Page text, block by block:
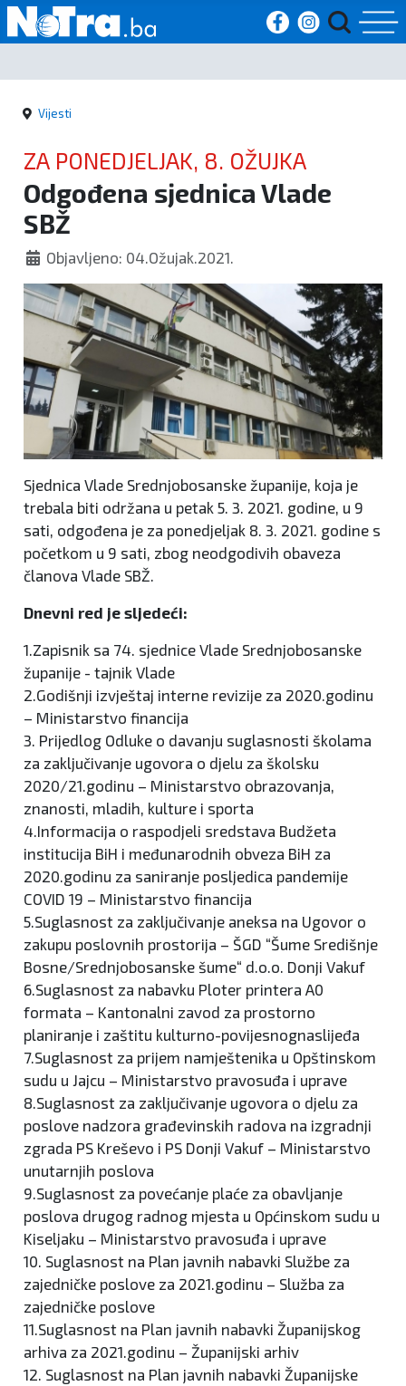
Početna
Vijesti
Sport
Kultura
Crna
kronika
Politika
Zanimljivosti
Vijesti
ZA PONEDJELJAK, 8. OŽUJKA
Odgođena sjednica Vlade
SBŽ
Objavljeno: 04.Ožujak.2021.
Sjednica Vlade Srednjobosanske županije, koja je
trebala biti održana u petak 5. 3. 2021. godine, u 9
sati, odgođena je za ponedjeljak 8. 3. 2021. godine s
početkom u 9 sati, zbog neodgodivih obaveza
članova Vlade SBŽ.
Dnevni red je sljedeći:
1.Zapisnik sa 74. sjednice Vlade Srednjobosanske
županije - tajnik Vlade
2.Godišnji izvještaj interne revizije za 2020.godinu
– Ministarstvo financija
3. Prijedlog Odluke o davanju suglasnosti školama
za zaključivanje ugovora o djelu za školsku
2020/21.godinu – Ministarstvo obrazovanja,
znanosti, mladih, kulture i sporta
4.Informacija o raspodjeli sredstava Budžeta
institucija BiH i međunarodnih obveza BiH za
2020.godinu za saniranje posljedica pandemije
COVID 19 – Ministarstvo financija
5.Suglasnost za zaključivanje aneksa na Ugovor o
zakupu poslovnih prostorija – ŠGD “Šume Središnje
Bosne/Srednjobosanske šume“ d.o.o. Donji Vakuf
6.Suglasnost za nabavku Ploter printera A0
formata – Kantonalni zavod za prostorno
planiranje i zaštitu kulturno-povijesnognaslijeđa
7.Suglasnost za prijem namještenika u Opštinskom
sudu u Jajcu – Ministarstvo pravosuđa i uprave
8.Suglasnost za zaključivanje ugovora o djelu za
poslove nadzora građevinskih radova na izgradnji
zgrada PS Kreševo i PS Donji Vakuf – Ministarstvo
unutarnjih poslova
9.Suglasnost za povećanje plaće za obavljanje
poslova drugog radnog mjesta u Općinskom sudu u
Kiseljaku – Ministarstvo pravosuđa i uprave
10. Suglasnost na Plan javnih nabavki Službe za
zajedničke poslove za 2021.godinu – Služba za
zajedničke poslove
11.Suglasnost na Plan javnih nabavki Županijskog
arhiva za 2021.godinu – Županijski arhiv
12. Suglasnost na Plan javnih nabavki Županijske